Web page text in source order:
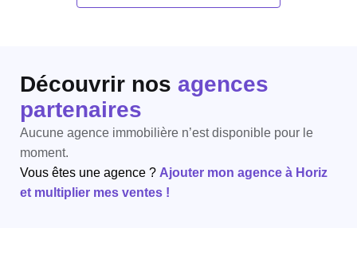
Découvrir nos agences
partenaires
Aucune agence immobilière n’est disponible pour le
moment.
Vous êtes une agence ? Ajouter mon agence à Horiz
et multiplier mes ventes !